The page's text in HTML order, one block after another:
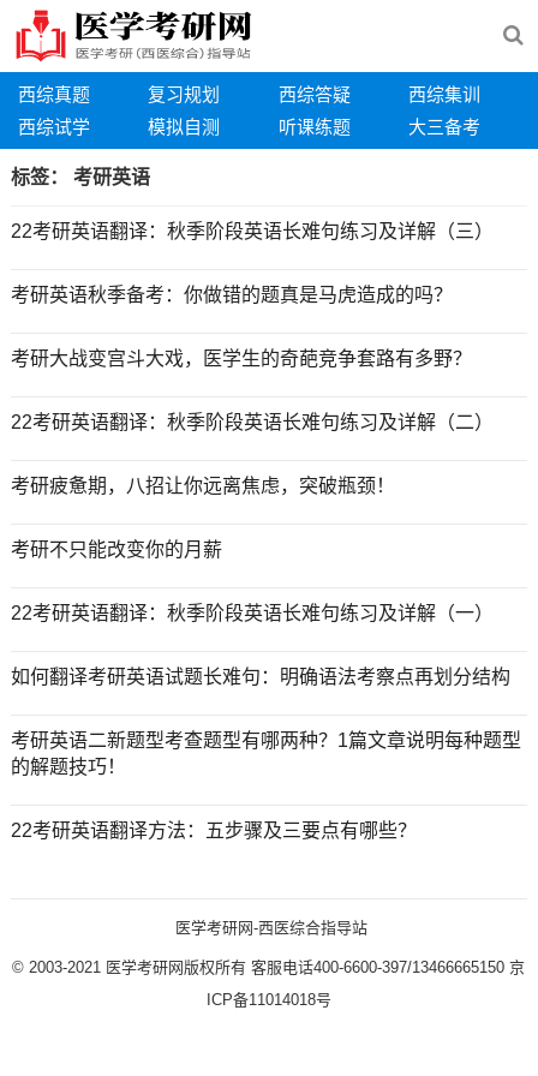
西综真题 复习规划 西综答疑
西综集训
西综试学
模拟自测 听课练题 大三备考
标签： 考研英语
22考研英语翻译：秋季阶段英语长难句练习及详解（三）
考研英语秋季备考：你做错的题真是马虎造成的吗？
考研大战变宫斗大戏，医学生的奇葩竞争套路有多野？
22考研英语翻译：秋季阶段英语长难句练习及详解（二）
考研疲惫期，八招让你远离焦虑，突破瓶颈！
考研不只能改变你的月薪
22考研英语翻译：秋季阶段英语长难句练习及详解（一）
如何翻译考研英语试题长难句：明确语法考察点再划分结构
考研英语二新题型考查题型有哪两种？1篇文章说明每种题型
的解题技巧！
22考研英语翻译方法：五步骤及三要点有哪些？
医学考研网-西医综合指导站
© 2003-2021 医学考研网版权所有 客服电话400-6600-397/13466665150 京
ICP备11014018号